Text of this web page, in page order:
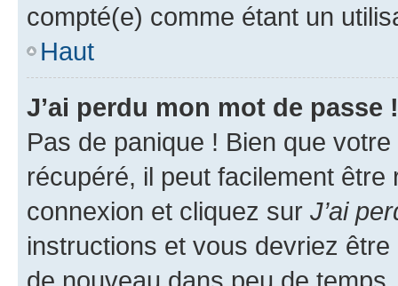
compté(e) comme étant un
Haut
J’ai perdu mon mot de passe !
Pas de panique ! Bien que
récupéré, il peut facilement
connexion et cliquez sur J’ai
instructions et vous devriez
de nouveau dans peu de temps.